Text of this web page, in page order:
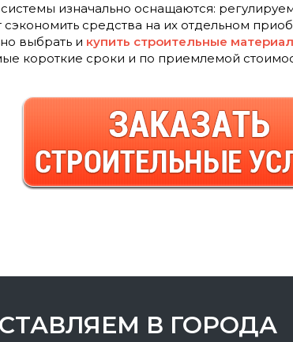
изначально оснащаются:
сэкономить средства на их отдельном
выбрать и купить строительные
короткие сроки и по приемлемой
В ГОРОДА